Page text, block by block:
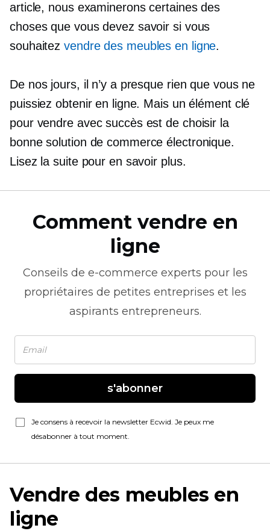
article, nous examinerons certaines des
choses que vous devez savoir si vous
souhaitezvendre des meubles en ligne.
De nos jours, il n’y a presque rien que vous ne
puissiez obtenir en ligne. Mais un élément clé
pour vendre avec succès est de choisir la
bonne solution de commerce électronique.
Lisez la suite pour en savoir plus.
Comment vendre en
ligne
Conseils de e-commerce experts pour les
propriétaires de petites entreprises et les
aspirants entrepreneurs.
s'abonner
Je consens à recevoir la newsletter Ecwid. Je peux me
désabonner à tout moment.
Vendre des meubles en
ligne